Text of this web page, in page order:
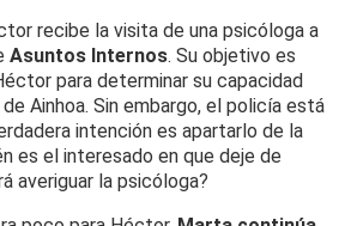
recibe la visita de una psicóloga a
Asuntos Internos. Su objetivo es
para determinar su capacidad
Ainhoa. Sin embargo, el policía está
intención es apartarlo de la
es el interesado en que deje de
averiguar la psicóloga?